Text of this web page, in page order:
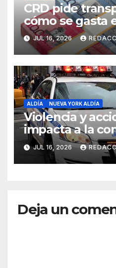
CRD pide
cómo se gasta
Seguro
JUL 16, 2026
ALDÍA NUEVA YORK ALDÍA
Violencia y
impacta a la
dominicana
JUL 16, 2026
Deja un